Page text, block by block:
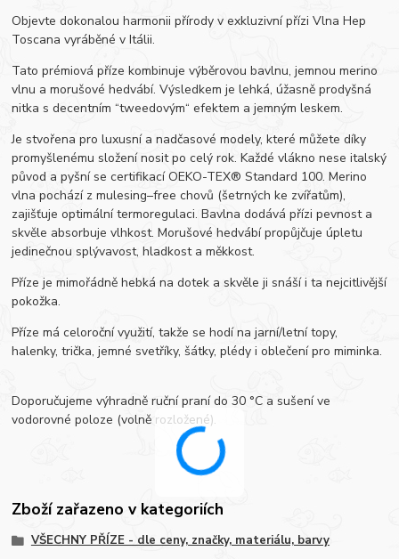
Objevte dokonalou harmonii přírody v exkluzivní přízi Vlna Hep
Toscana vyráběné v Itálii.
Tato prémiová příze kombinuje výběrovou bavlnu, jemnou merino
vlnu a morušové hedvábí. Výsledkem je lehká, úžasně prodyšná
nitka s decentním “tweedovým“ efektem a jemným leskem.
Je stvořena pro luxusní a nadčasové modely, které můžete díky
promyšlenému složení nosit po celý rok. Každé vlákno nese italský
původ a pyšní se certifikací OEKO-TEX® Standard 100. Merino
vlna pochází z mulesing–free chovů (šetrných ke zvířatům),
zajišťuje optimální termoregulaci. Bavlna dodává přízi pevnost a
skvěle absorbuje vlhkost. Morušové hedvábí propůjčuje úpletu
jedinečnou splývavost, hladkost a měkkost.
Příze je mimořádně hebká na dotek a skvěle ji snáší i ta nejcitlivější
pokožka.
Příze má celoroční využití, takže se hodí na jarní/letní topy,
halenky, trička, jemné svetříky, šátky, plédy i oblečení pro miminka.
Doporučujeme výhradně ruční praní do 30 °C a sušení ve
vodorovné poloze (volně rozložené).
Zboží zařazeno v kategoriích
VŠECHNY PŘÍZE - dle ceny, značky, materiálu, barvy